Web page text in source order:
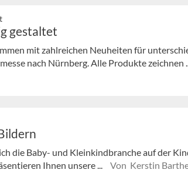
gestaltet
mit zahlreichen Neuheiten für
nach Nürnberg. Alle Produkte zeichnen
die Baby- und Kleinkindbranche auf der
Ihnen unsere ...
Von Kerstin